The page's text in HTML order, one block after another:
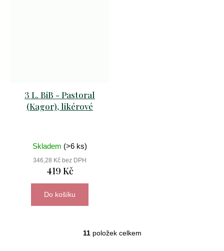
3 L. BiB - Pastoral
(Kagor), likérové
Skladem (>6 ks)
346,28 Kč bez DPH
419 Kč
Do košíku
O
11položek celkem